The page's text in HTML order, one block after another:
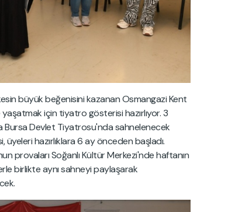
büyük beğenisini kazanan Osmangazi Kent
yaşatmak için tiyatro gösterisi hazırlıyor. 3
Bursa Devlet Tiyatrosu'nda sahnelenecek
hazırlıklara 6 ay önceden başladı.
provaları Soğanlı Kültür Merkezi'nde haftanın
birlikte aynı sahneyi paylaşarak